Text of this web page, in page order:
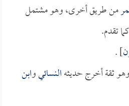
من طريق أخرى، وهو مشتمل
تقدم.
] .
ثقة أخرج حديثهالنسائيوابن